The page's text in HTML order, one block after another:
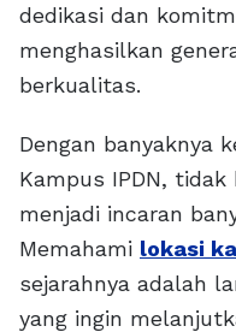
dedikasi dan
menghasilkan
berkualitas.
Dengan banyaknya
Kampus IPDN,
menjadi incaran
Memahami lokasi
sejarahnya adalah
yang ingin